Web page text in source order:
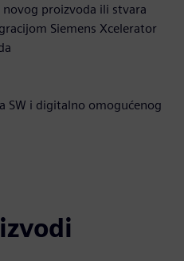
proizvoda ili stvara
Siemens Xcelerator
SW i digitalno omogućenog